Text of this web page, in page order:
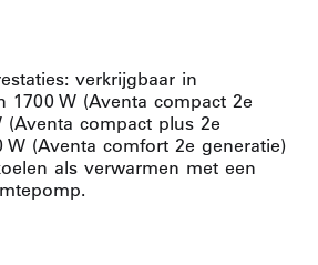
verkrijgbaar in
1700 W (Aventa compact 2e
(Aventa compact plus 2e
W (Aventa comfort 2e generatie)
als verwarmen met een